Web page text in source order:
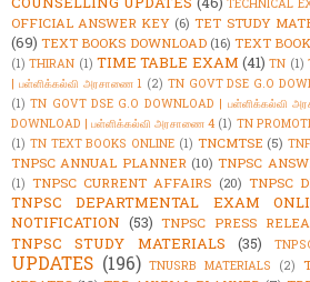
OFFICIAL ANSWER KEY (6) TET STUDY
(69) TEXT BOOKS DOWNLOAD (16) TEXT
(1) THIRAN (1) TIME TABLE EXAM (41) TN (1)
| பள்ளிக்கல்வி அரசாணை 1 (2) TN GOVT DSE G.O
(1) TN GOVT DSE G.O DOWNLOAD | பள்ளிக்கல்வி
DOWNLOAD | பள்ளிக்கல்வி அரசாணை 4 (1) TN
(1) TN TEXT BOOKS ONLINE (1) TNCMTSE (5)
TNPSC ANNUAL PLANNER (10) TNPSC
(1) TNPSC CURRENT AFFAIRS (20) TNPSC
TNPSC DEPARTMENTAL EXAM
NOTIFICATION (53) TNPSC PRESS
TNPSC STUDY MATERIALS (35)
UPDATES (196) TNUSRB MATERIALS (2)